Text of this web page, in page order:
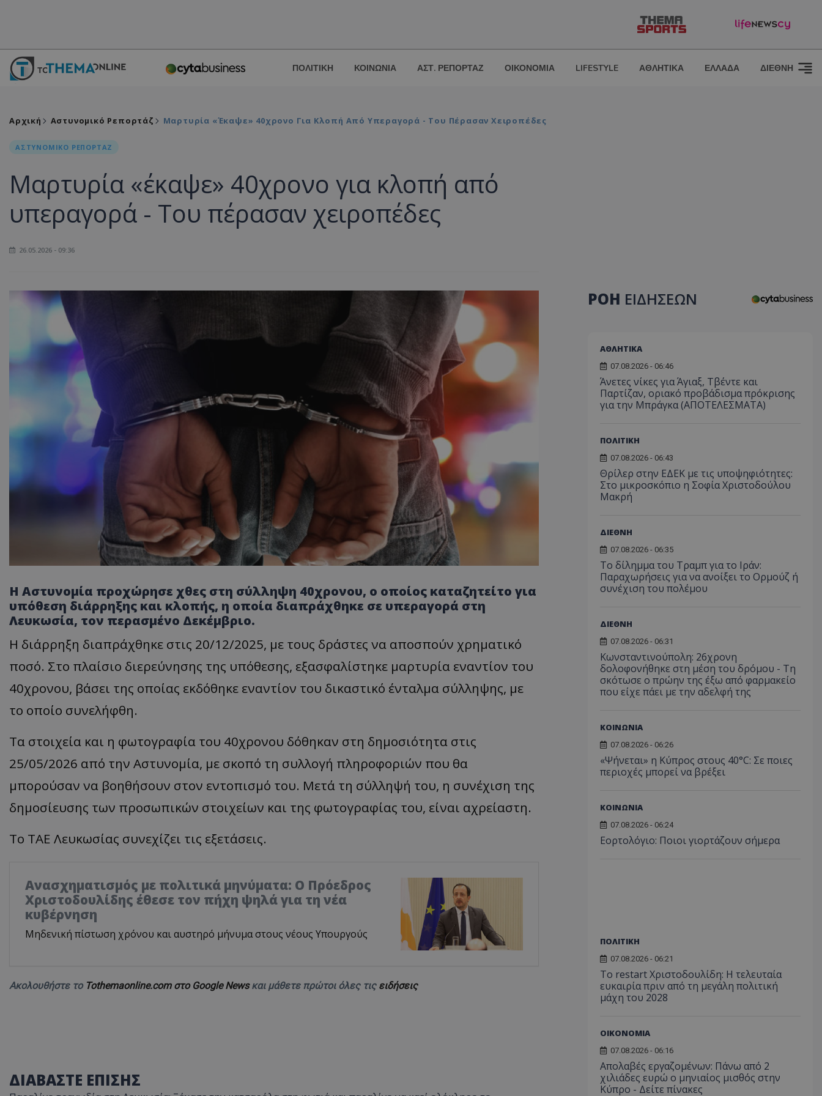
ΠΟΛΙΤΙΚΗ ΚΟΙΝΩΝΙΑ ΑΣΤ. ΡΕΠΟΡΤΑΖ ΟΙΚΟΝΟΜΙΑ LIFESTYLE ΑΘΛΗΤΙΚΑ ΕΛΛΑΔΑ ΔΙΕΘΝΗ
Αρχική Αστυνομικό Ρεπορτάζ Μαρτυρία «έκαψε» 40χρονο Για Κλοπή Από Υπεραγορά - Του Πέρασαν Χειροπέδες
ΑΣΤΥΝΟΜΙΚΟ ΡΕΠΟΡΤΑΖ
Μαρτυρία «έκαψε» 40χρονο για κλοπή από
υπεραγορά - Του πέρασαν χειροπέδες
26.05.2026 - 09:36
Η Αστυνομία προχώρησε χθες στη σύλληψη 40χρονου, ο οποίος καταζητείτο για
υπόθεση διάρρηξης και κλοπής, η οποία διαπράχθηκε σε υπεραγορά στη
Λευκωσία, τον περασμένο Δεκέμβριο.
Η διάρρηξη διαπράχθηκε στις 20/12/2025, με τους δράστες να αποσπούν χρηματικό
ποσό. Στο πλαίσιο διερεύνησης της υπόθεσης, εξασφαλίστηκε μαρτυρία εναντίον του
40χρονου, βάσει της οποίας εκδόθηκε εναντίον του δικαστικό ένταλμα σύλληψης, με
το οποίο συνελήφθη.
Τα στοιχεία και η φωτογραφία του 40χρονου δόθηκαν στη δημοσιότητα στις
25/05/2026 από την Αστυνομία, με σκοπό τη συλλογή πληροφοριών που θα
μπορούσαν να βοηθήσουν στον εντοπισμό του. Μετά τη σύλληψή του, η συνέχιση της
δημοσίευσης των προσωπικών στοιχείων και της φωτογραφίας του, είναι αχρείαστη.
Το ΤΑΕ Λευκωσίας συνεχίζει τις εξετάσεις.
Ανασχηματισμός με πολιτικά μηνύματα: Ο Πρόεδρος
Χριστοδουλίδης έθεσε τον πήχη ψηλά για τη νέα
κυβέρνηση
Μηδενική πίστωση χρόνου και αυστηρό μήνυμα στους νέους Υπουργούς
Ακολουθήστε το Tothemaonline.com στο Google Newsκαι μάθετε πρώτοι όλες τις ειδήσεις
ΔΙΑΒΑΣΤΕ ΕΠΙΣΗΣ
ΡΟΗ ΕΙΔΗΣΕΩΝ
ΑΘΛΗΤΙΚΑ
07.08.2026 - 06:46
Άνετες νίκες για Άγιαξ, Τβέντε και
Παρτίζαν, οριακό προβάδισμα πρόκρισης
για την Μπράγκα (ΑΠΟΤΕΛΕΣΜΑΤΑ)
ΠΟΛΙΤΙΚΗ
07.08.2026 - 06:43
Θρίλερ στην ΕΔΕΚ με τις υποψηφιότητες:
Στο μικροσκόπιο η Σοφία Χριστοδούλου
Μακρή
ΔΙΕΘΝΗ
07.08.2026 - 06:35
Το δίλημμα του Τραμπ για το Ιράν:
Παραχωρήσεις για να ανοίξει το Ορμούζ ή
συνέχιση του πολέμου
ΔΙΕΘΝΗ
07.08.2026 - 06:31
Κωνσταντινούπολη: 26χρονη
δολοφονήθηκε στη μέση του δρόμου - Τη
σκότωσε ο πρώην της έξω από φαρμακείο
που είχε πάει με την αδελφή της
ΚΟΙΝΩΝΙΑ
07.08.2026 - 06:26
«Ψήνεται» η Κύπρος στους 40°C: Σε ποιες
περιοχές μπορεί να βρέξει
ΚΟΙΝΩΝΙΑ
07.08.2026 - 06:24
Εορτολόγιο: Ποιοι γιορτάζουν σήμερα
ΠΟΛΙΤΙΚΗ
07.08.2026 - 06:21
Το restart Χριστοδουλίδη: Η τελευταία
ευκαιρία πριν από τη μεγάλη πολιτική
μάχη του 2028
ΟΙΚΟΝΟΜΙΑ
07.08.2026 - 06:16
Απολαβές εργαζομένων: Πάνω από 2
χιλιάδες ευρώ ο μηνιαίος μισθός στην
Κύπρο - Δείτε πίνακες